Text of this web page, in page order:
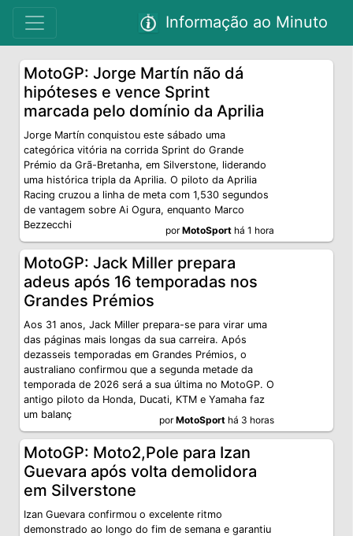
Informação ao Minuto
MotoGP: Jorge Martín não dá
hipóteses e vence Sprint
marcada pelo domínio da Aprilia
Jorge Martín conquistou este sábado uma
categórica vitória na corrida Sprint do Grande
Prémio da Grã-Bretanha, em Silverstone, liderando
uma histórica tripla da Aprilia. O piloto da Aprilia
Racing cruzou a linha de meta com 1,530 segundos
de vantagem sobre Ai Ogura, enquanto Marco
Bezzecchi
porMotoSport há 1 hora
MotoGP: Jack Miller prepara
adeus após 16 temporadas nos
Grandes Prémios
Aos 31 anos, Jack Miller prepara-se para virar uma
das páginas mais longas da sua carreira. Após
dezasseis temporadas em Grandes Prémios, o
australiano confirmou que a segunda metade da
temporada de 2026 será a sua última no MotoGP. O
antigo piloto da Honda, Ducati, KTM e Yamaha faz
um balanç
porMotoSport há 3 horas
MotoGP: Moto2,Pole para Izan
Guevara após volta demolidora
em Silverstone
Izan Guevara confirmou o excelente ritmo
demonstrado ao longo do fim de semana e garantiu